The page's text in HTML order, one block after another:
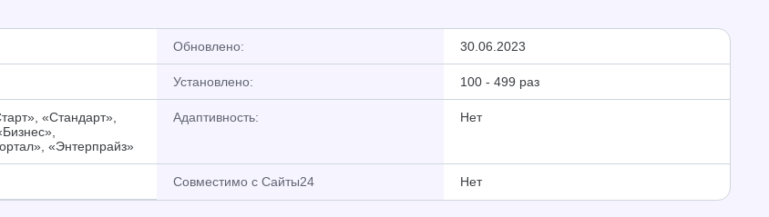
Обновлено: 30.06.2023
Установлено: 100 - 499 раз
«Стандарт»,
«Энтерпрайз»
Адаптивность: Нет
Совместимо с Сайты24 Нет